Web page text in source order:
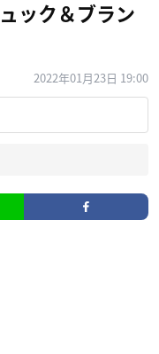
ック＆ブラン
2022年01月23日 19:00